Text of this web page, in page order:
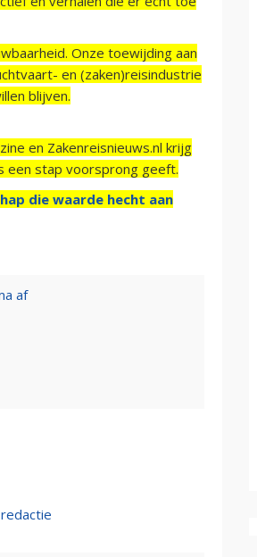
Onze toewijding aan
en (zaken)reisindustrie
blijven.
en Zakenreisnieuws.nl krijg
een stap voorsprong geeft.
die waarde hecht aan
af